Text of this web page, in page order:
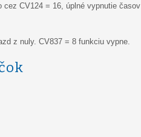
CV124 = 16, úplné vypnutie časov
z nuly. CV837 = 8 funkciu vypne.